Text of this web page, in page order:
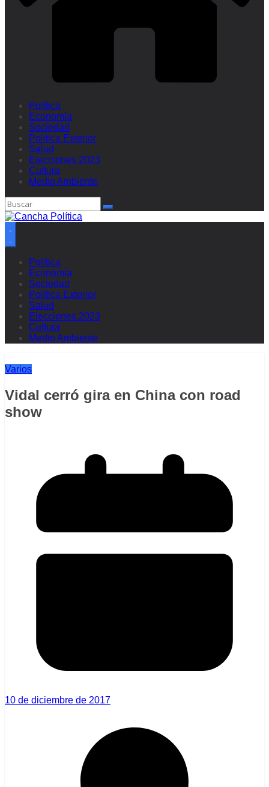
Política
Economía
Sociedad
Política Exterior
Salud
Elecciones 2023
Cultura
Medio Ambiente
Política
Economía
Sociedad
Política Exterior
Salud
Elecciones 2023
Cultura
Medio Ambiente
Varios
Vidal cerró gira en China con road
show
10 de diciembre de 2017